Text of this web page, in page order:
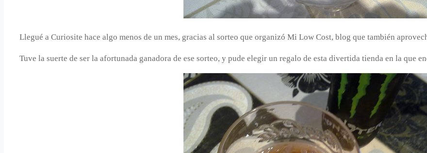
Llegué a Curiosite hace algo menos de un mes, gracias al sorteo que organizó Mi Low Cost, blog que también
Tuve la suerte de ser la afortunada ganadora de ese sorteo, y pude elegir un regalo de esta divertida tienda en la que